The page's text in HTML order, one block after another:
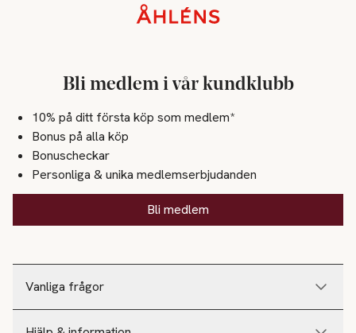
Vanliga frågor
Bli medlem i vår kundklubb
10% på ditt första köp som medlem*
Bonus på alla köp
Bonuscheckar
Personliga & unika medlemserbjudanden
Bli medlem